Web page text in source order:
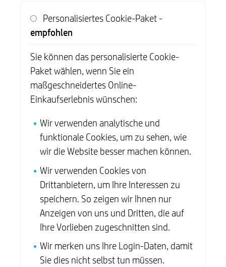
Personalisiertes Cookie-Paket -
empfohlen
Sie können das personalisierte Cookie-
Paket wählen, wenn Sie ein
maßgeschneidertes Online-
Einkaufserlebnis wünschen:
Wir verwenden analytische und
funktionale Cookies, um zu sehen, wie
wir die Website besser machen können.
Wir verwenden Cookies von
Drittanbietern, um Ihre Interessen zu
speichern. So zeigen wir Ihnen nur
Anzeigen von uns und Dritten, die auf
Ihre Vorlieben zugeschnitten sind.
Wir merken uns Ihre Login-Daten, damit
Sie dies nicht selbst tun müssen.